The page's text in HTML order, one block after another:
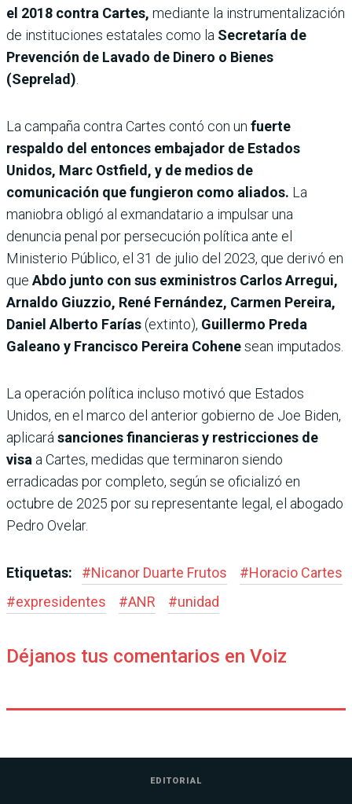
el 2018 contra Cartes, mediante la instrumentalización
de instituciones estatales como la Secretaría de
Prevención de Lavado de Dinero o Bienes
(Seprelad)
La campaña contra Cartes contó con un fuerte
respaldo del entonces embajador de Estados
Unidos, Marc Ostfield, y de medios de
comunicación que fungieron como aliados. La
maniobra obligó al exmandatario a impulsar una
denuncia penal por persecución política ante el
Ministerio Público, el 31 de julio del 2023, que derivó en
que Abdo junto con sus exministros Carlos Arregui,
Arnaldo Giuzzio, René Fernández, Carmen Pereira,
Daniel Alberto Farías(extinto), Guillermo Preda
Galeano y Francisco Pereira Cohenesean imputados.
La operación política incluso motivó que Estados
Unidos, en el marco del anterior gobierno de Joe Biden,
aplicará sanciones financieras y restricciones de
visa a Cartes, medidas que terminaron siendo
erradicadas por completo, según se oficializó en
octubre de 2025 por su representante legal, el abogado
Pedro Ovelar.
Etiquetas: #Nicanor Duarte Frutos #Horacio Cartes
#expresidentes #ANR #unidad
Déjanos tus comentarios en Voiz
EDITORIAL